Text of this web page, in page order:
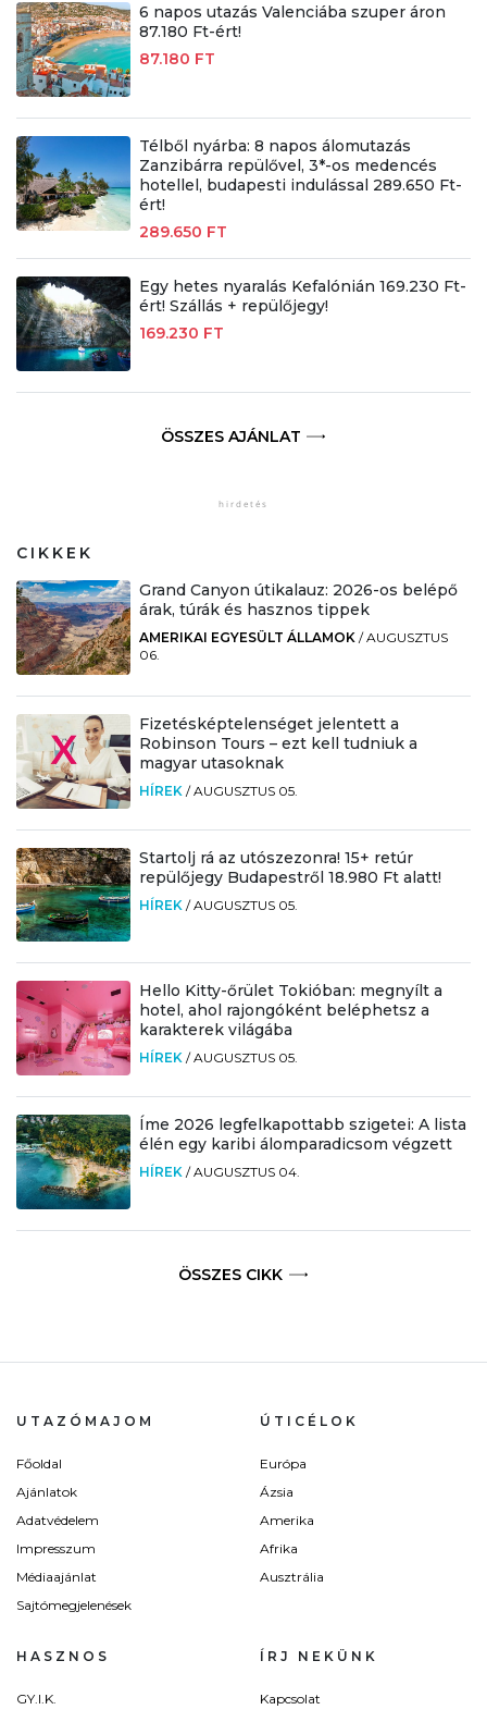
6 napos utazás Valenciába szuper áron
87.180 Ft-ért!
87.180 FT
Télből nyárba: 8 napos álomutazás
Zanzibárra repülővel, 3*-os medencés
hotellel, budapesti indulással 289.650 Ft-
ért!
289.650 FT
Egy hetes nyaralás Kefalónián 169.230 Ft-
ért! Szállás + repülőjegy!
169.230 FT
ÖSSZES AJÁNLAT
CIKKEK
Grand Canyon útikalauz: 2026-os belépő
árak, túrák és hasznos tippek
AMERIKAI EGYESÜLT ÁLLAMOK /AUGUSZTUS
06.
Fizetésképtelenséget jelentett a
Robinson Tours – ezt kell tudniuk a
magyar utasoknak
HÍREK /AUGUSZTUS 05.
Startolj rá az utószezonra! 15+ retúr
repülőjegy Budapestről 18.980 Ft alatt!
HÍREK /AUGUSZTUS 05.
Hello Kitty-őrület Tokióban: megnyílt a
hotel, ahol rajongóként beléphetsz a
karakterek világába
HÍREK /AUGUSZTUS 05.
Íme 2026 legfelkapottabb szigetei: A lista
élén egy karibi álomparadicsom végzett
HÍREK /AUGUSZTUS 04.
ÖSSZES CIKK
UTAZÓMAJOM
Főoldal
Ajánlatok
Adatvédelem
Impresszum
Médiaajánlat
Sajtómegjelenések
ÚTICÉLOK
Európa
Ázsia
Amerika
Afrika
Ausztrália
HASZNOS
GY.I.K.
ÍRJ NEKÜNK
Kapcsolat